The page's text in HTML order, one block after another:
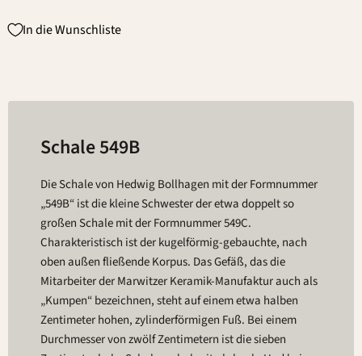
In die Wunschliste
Schale 549B
Die Schale von Hedwig Bollhagen mit der Formnummer
„549B“ ist die kleine Schwester der etwa doppelt so
großen Schale mit der Formnummer 549C.
Charakteristisch ist der kugelförmig-gebauchte, nach
oben außen fließende Korpus. Das Gefäß, das die
Mitarbeiter der Marwitzer Keramik-Manufaktur auch als
„Kumpen“ bezeichnen, steht auf einem etwa halben
Zentimeter hohen, zylinderförmigen Fuß. Bei einem
Durchmesser von zwölf Zentimetern ist die sieben